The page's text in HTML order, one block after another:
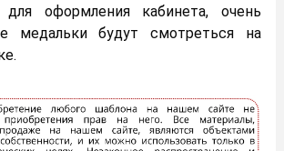
для оформления кабинета, очень
медальки будут смотреться на